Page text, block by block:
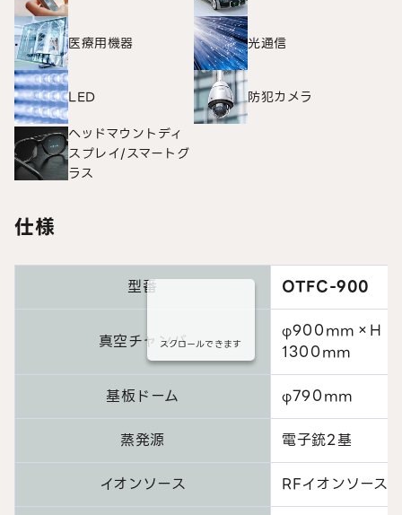
医療用機器 光通信
LED
防犯カメラ
ヘッドマウントディ
スプレイ/スマートグ
ラス
仕様
型番 OTFC-900
真空チャンバ
φ900mm×H
1300mm
基板ドーム
φ790mm
蒸発源
電子銃2基
イオンソース
RFイオンソース
スクロールできます